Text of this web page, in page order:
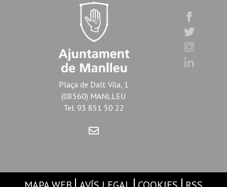
Plaça de Dalt Vila, 1
(08560) MANLLEU
Tel. 93 851 50 22